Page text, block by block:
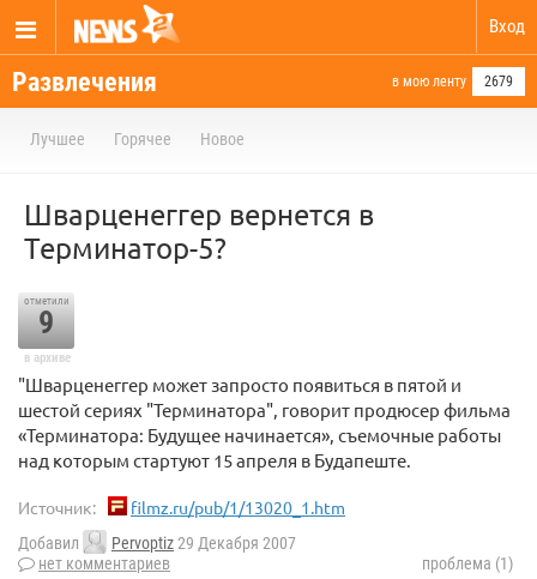
Вход
Развлечения в мою ленту 2679
Лучшее Горячее Новое
Шварценеггер вернется в
Терминатор-5?
отметили
9
в архиве
"Шварценеггер может запросто появиться в пятой и
шестой сериях "Терминатора", говорит продюсер фильма
«Терминатора: Будущее начинается», съемочные работы
над которым стартуют 15 апреля в Будапеште.
Источник: filmz.ru/pub/1/13020_1.htm
Добавил Pervoptiz29 Декабря 2007
нет комментариев
проблема (1)